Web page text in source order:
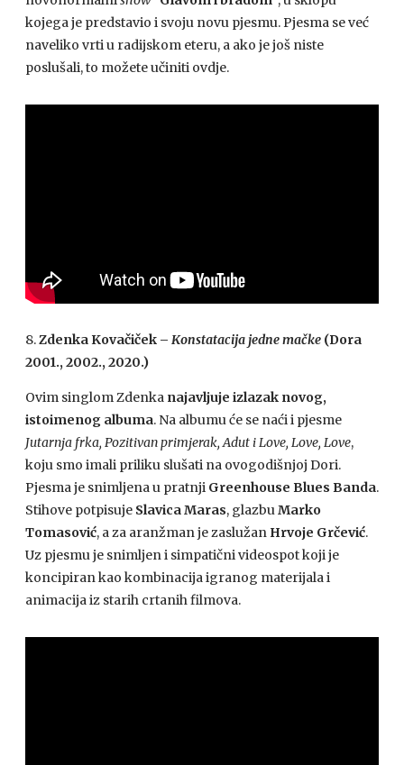
kojega je predstavio i svoju novu pjesmu. Pjesma se već
naveliko vrti u radijskom eteru, a ako je još niste
poslušali, to možete učiniti ovdje.
8.Zdenka Kovačiček – Konstatacija jedne mačke (Dora
2001., 2002., 2020.)
Ovim singlom Zdenka najavljuje izlazak novog,
istoimenog albuma. Na albumu će se naći i pjesme
Jutarnja frka, Pozitivan primjerak, Adut i Love, Love, Love,
koju smo imali priliku slušati na ovogodišnjoj Dori.
Pjesma je snimljena u pratnji Greenhouse Blues Banda.
Stihove potpisuje Slavica Maras, glazbu Marko
Tomasović, a za aranžman je zaslužan Hrvoje Grčević.
Uz pjesmu je snimljen i simpatični videospot koji je
koncipiran kao kombinacija igranog materijala i
animacija iz starih crtanih filmova.